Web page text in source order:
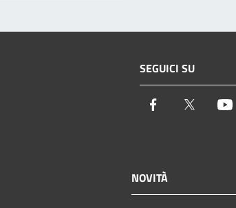
SEGUICI SU
Facebook Twitter
NOVITÀ